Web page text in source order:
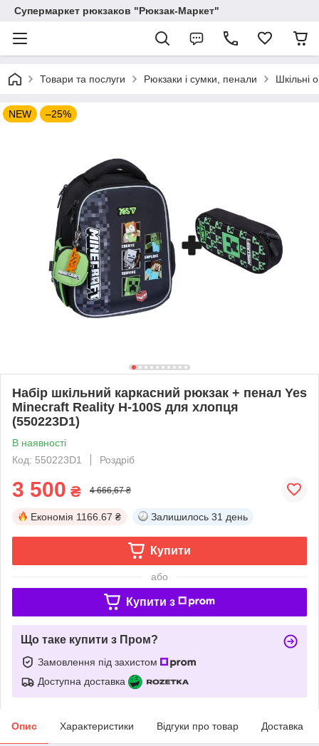
Супермаркет рюкзаков "Рюкзак-Маркет"
Товари та послуги Рюкзаки і сумки, пенали Шкільні
NEW –25%
Набір шкільний каркасний рюкзак + пенал Yes
Minecraft Reality H-100S для хлопця
(550223D1)
В наявності
Код: 550223D1
Роздріб
3 500 ₴ 4 666,67 ₴
Економія 1166.67 ₴ Залишилось 31 день
Купити
або
Купити з
Що таке купити з Пром?
Замовлення під захистом
Доступна доставка
Опис Характеристики Відгуки про товар Доставка